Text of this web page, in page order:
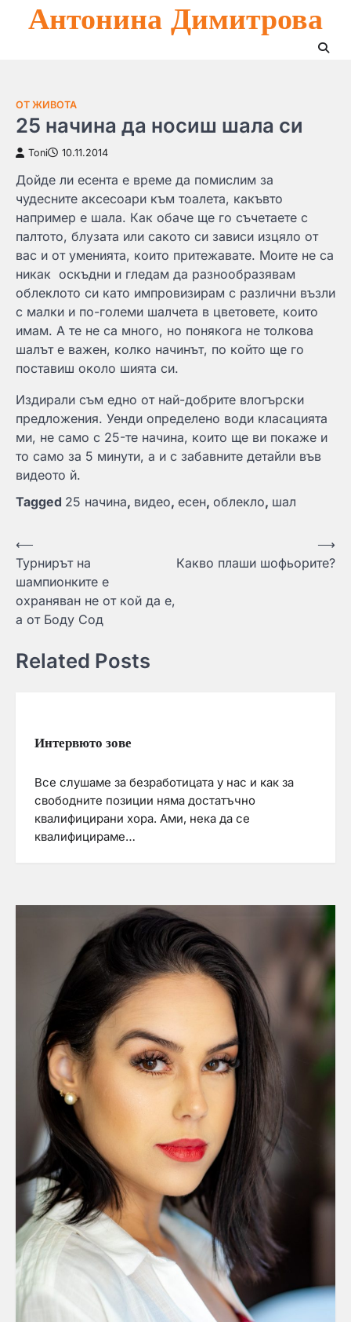
Антонина Димитрова
ОТ ЖИВОТА
25 начина да носиш шала си
Toni 10.11.2014
Дойде ли есента е време да помислим за
чудесните аксесоари към тоалета, какъвто
например е шала. Как обаче ще го съчетаете с
палтото, блузата или сакото си зависи изцяло от
вас и от уменията, които притежавате. Моите не са
никак оскъдни и гледам да разнообразявам
облеклото си като импровизирам с различни възли
с малки и по-големи шалчета в цветовете, които
имам. А те не са много, но понякога не толкова
шалът е важен, колко начинът, по който ще го
поставиш около шията си.
Издирали съм едно от най-добрите влогърски
предложения. Уенди определено води класацията
ми, не само с 25-те начина, които ще ви покаже и
то само за 5 минути, а и с забавните детайли във
видеото й.
Tagged 25 начина, видео, есен, облекло, шал
Навигация
⟵
Турнирът на
шампионките е
охраняван не от кой да е,
а от Боду Сод
Какво плаши шофьорите?
⟶
Related Posts
Интервюто зове
Все слушаме за безработицата у нас и как за
свободните позиции няма достатъчно
квалифицирани хора. Ами, нека да се
квалифицираме…